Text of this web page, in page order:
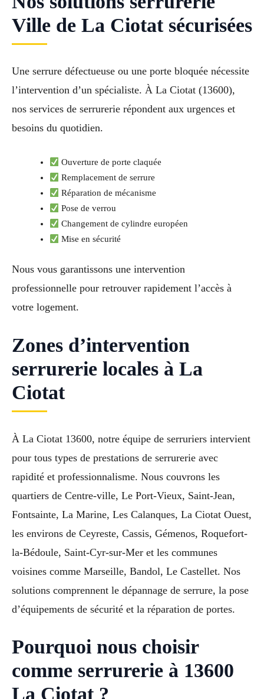
Ville de La Ciotat sécurisées
Une serrure défectueuse ou une porte bloquée nécessite
l’intervention d’un spécialiste. À La Ciotat (13600),
nos services de serrurerie répondent aux urgences et
besoins du quotidien.
Ouverture de porte claquée
Remplacement de serrure
Réparation de mécanisme
Pose de verrou
Changement de cylindre européen
Mise en sécurité
Nous vous garantissons une intervention
professionnelle pour retrouver rapidement l’accès à
votre logement.
Zones d’intervention
serrurerie locales à La
Ciotat
À La Ciotat 13600, notre équipe de serruriers intervient
pour tous types de prestations de serrurerie avec
rapidité et professionnalisme. Nous couvrons les
quartiers de Centre-ville, Le Port-Vieux, Saint-Jean,
Fontsainte, La Marine, Les Calanques, La Ciotat Ouest,
les environs de Ceyreste, Cassis, Gémenos, Roquefort-
la-Bédoule, Saint-Cyr-sur-Mer et les communes
voisines comme Marseille, Bandol, Le Castellet. Nos
solutions comprennent le dépannage de serrure, la pose
d’équipements de sécurité et la réparation de portes.
Pourquoi nous choisir
comme serrurerie à 13600
La Ciotat ?